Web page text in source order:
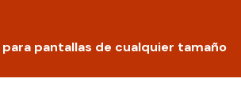
pantallas de cualquier tamaño